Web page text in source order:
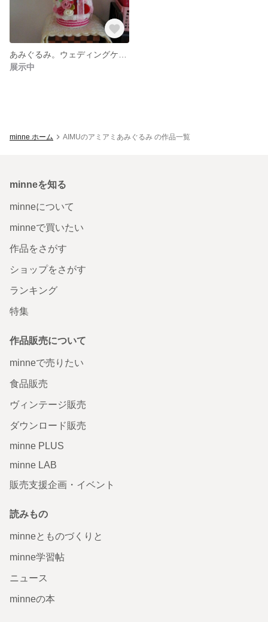
展示中
minne ホーム AIMUのアミアミあみぐるみ の作品一覧
minneを知る
minneについて
minneで買いたい
作品をさがす
ショップをさがす
ランキング
特集
作品販売について
minneで売りたい
食品販売
ヴィンテージ販売
ダウンロード販売
minne PLUS
minne LAB
販売支援企画・イベント
読みもの
minneとものづくりと
minne学習帖
ニュース
minneの本